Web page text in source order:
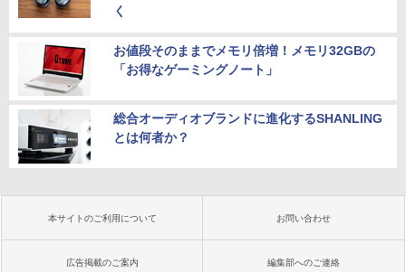
く
お値段そのままでメモリ倍増！メモリ32GBの
「お得なゲーミングノート」
総合オーディオブランドに進化するSHANLING
とは何者か？
本サイトのご利用について お問い合わせ
広告掲載のご案内 編集部へのご連絡